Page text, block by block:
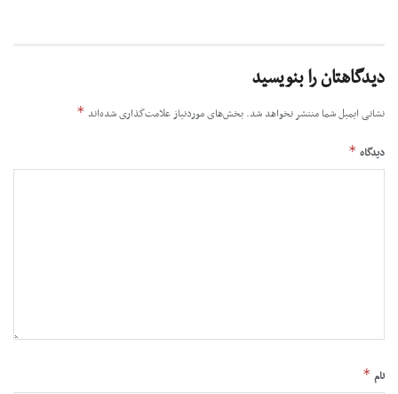
دیدگاهتان را بنویسید
نشانی ایمیل شما منتشر نخواهد شد. بخش‌های موردنیاز علامت‌گذاری شده‌اند *
دیدگاه *
نام *